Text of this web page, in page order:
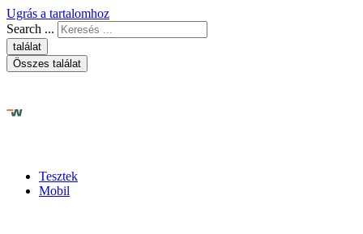
Ugrás a tartalomhoz
Search ...
találat
Összes találat
Tesztek
Mobil